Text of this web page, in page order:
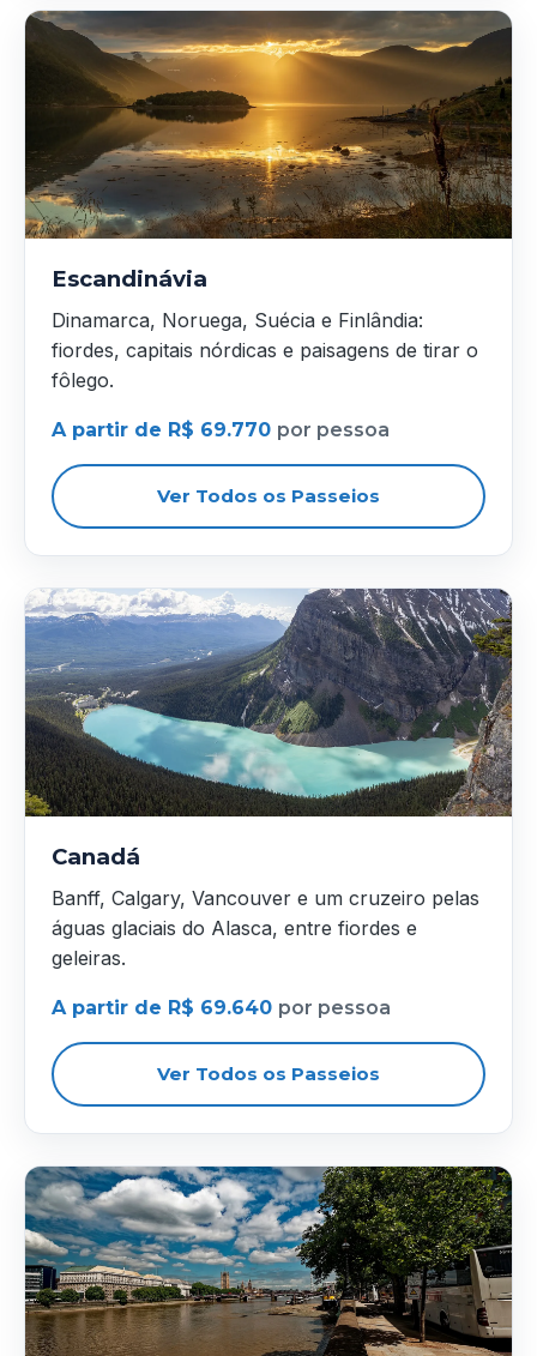
Escandinávia
Dinamarca, Noruega, Suécia e Finlândia:
fiordes, capitais nórdicas e paisagens de tirar o
fôlego.
A partir de R$ 69.770 por pessoa
Ver Todos os Passeios
Canadá
Banff, Calgary, Vancouver e um cruzeiro pelas
águas glaciais do Alasca, entre fiordes e
geleiras.
A partir de R$ 69.640 por pessoa
Ver Todos os Passeios